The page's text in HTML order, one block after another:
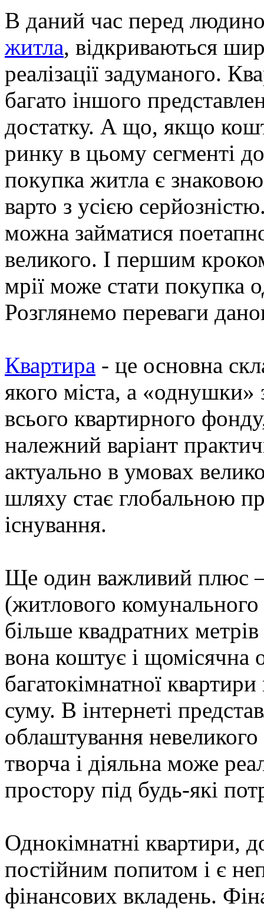
В даний час перед
житла, відкриваються
реалізації задуманого.
багато іншого
достатку. А що, якщо
ринку в цьому сегменті
покупка житла є
варто з усією
можна займатися
великого. І першим
мрії може стати покупка
Розглянемо переваги
Квартира - це основна
якого міста, а
всього квартирного
належний варіант
актуально в умовах
шляху стає глобальною
існування.
Ще один важливий плюс
(житлового
більше квадратних
вона коштує і щомісячна
багатокімнатної
суму. В інтернеті
облаштування
творча і діяльна може
простору під будь-які
Однокімнатні квартири,
постійним попитом і є
фінансових вкладень.